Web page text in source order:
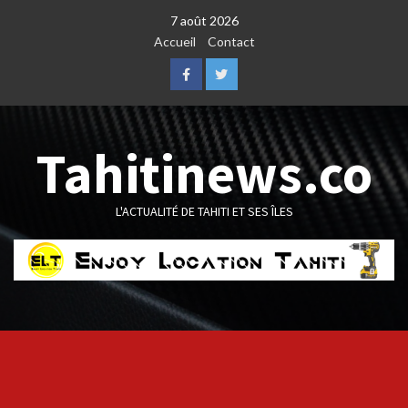
7 août 2026
Accueil
Contact
FacebookTwitter
Tahitinews.co
L'ACTUALITÉ DE TAHITI ET SES ÎLES